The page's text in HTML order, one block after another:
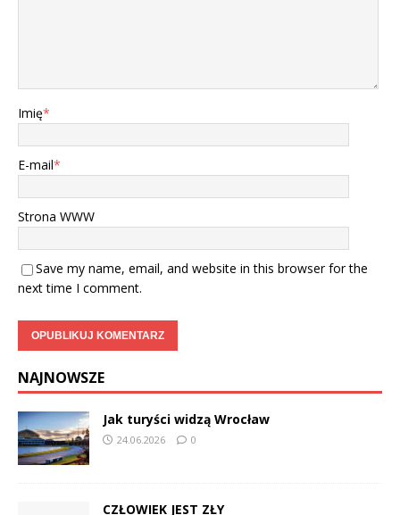
Imię*
E-mail*
Strona WWW
Save my name, email, and website in this browser for the
next time I comment.
NAJNOWSZE
Jak turyści widzą Wrocław
24.06.2026 0
CZŁOWIEK JEST ZŁY